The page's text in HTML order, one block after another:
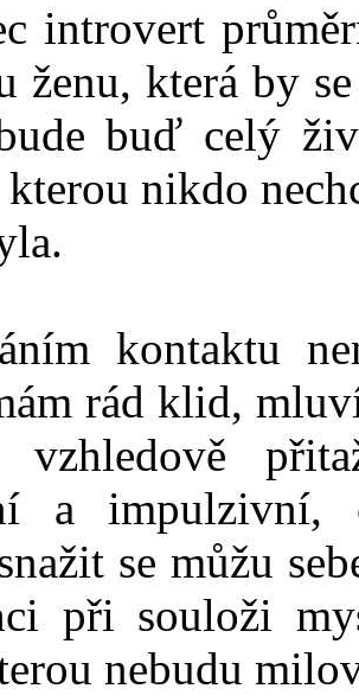
introvert
ženu, která by
buď celý
nikdo
kontaktu
rád klid,
vzhledově
a impulzivní,
se můžu
při souloži
nebudu